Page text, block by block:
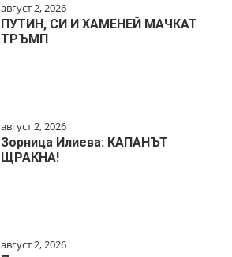
август 2, 2026
ПУТИН, СИ И ХАМЕНЕЙ МАЧКАТ
ТРЪМП
август 2, 2026
Зорница Илиева: КАПАНЪТ
ЩРАКНА!
август 2, 2026